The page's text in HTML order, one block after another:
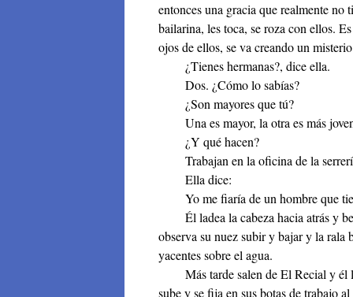
entonces una gracia que realmente no
bailarina, les toca, se roza con ellos.
ojos de ellos, se va creando un
¿Tienes hermanas?, dice ella.
Dos. ¿Cómo lo sabías?
¿Son mayores que tú?
Una es mayor, la otra es más
¿Y qué hacen?
Trabajan en la oficina de la
Ella dice:
Yo me fiaría de un hombre que
Él ladea la cabeza hacia atrás y
observa su nuez subir y bajar y la rala
yacentes sobre el agua.
Más tarde salen de El Recial y él
sube y se fija en sus botas de trabajo